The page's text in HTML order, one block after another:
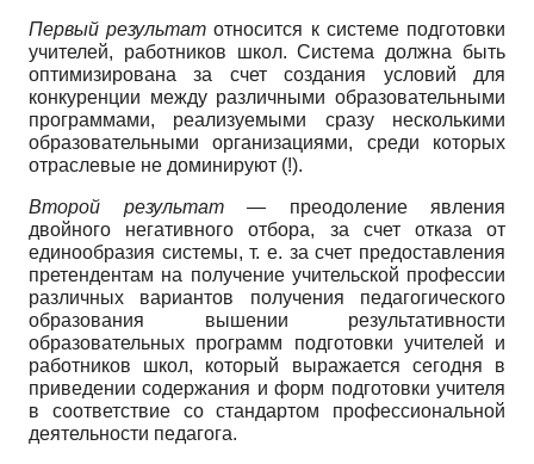
Первый результат относится к системе подготовки
учителей, работников школ. Система должна быть
оптимизирована за счет создания условий для
конкуренции между различными образовательными
программами, реализуемыми сразу несколькими
образовательными организациями, среди которых
отраслевые не доминируют (!).
Второй результат— преодоление явления
двойного негативного отбора, за счет отказа от
единообразия системы, т. е. за счет предоставления
претендентам на получение учительской профессии
различных вариантов получения педагогического
образования вышении результативности
образовательных программ подготовки учителей и
работников школ, который выражается сегодня в
приведении содержания и форм подготовки учителя
в соответствие со стандартом профессиональной
деятельности педагога.